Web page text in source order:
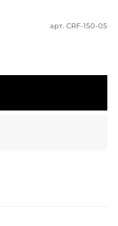
арт. CRF-150-05